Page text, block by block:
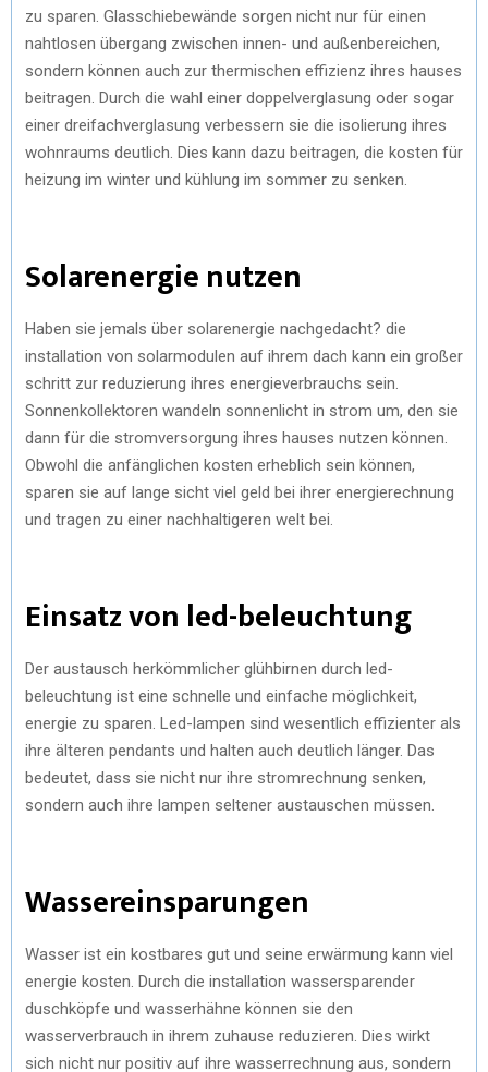
zu sparen. Glasschiebewände sorgen nicht nur für einen
nahtlosen übergang zwischen innen- und außenbereichen,
sondern können auch zur thermischen effizienz ihres hauses
beitragen. Durch die wahl einer doppelverglasung oder sogar
einer dreifachverglasung verbessern sie die isolierung ihres
wohnraums deutlich. Dies kann dazu beitragen, die kosten für
heizung im winter und kühlung im sommer zu senken.
Solarenergie nutzen
Haben sie jemals über solarenergie nachgedacht? die
installation von solarmodulen auf ihrem dach kann ein großer
schritt zur reduzierung ihres energieverbrauchs sein.
Sonnenkollektoren wandeln sonnenlicht in strom um, den sie
dann für die stromversorgung ihres hauses nutzen können.
Obwohl die anfänglichen kosten erheblich sein können,
sparen sie auf lange sicht viel geld bei ihrer energierechnung
und tragen zu einer nachhaltigeren welt bei.
Einsatz von led-beleuchtung
Der austausch herkömmlicher glühbirnen durch led-
beleuchtung ist eine schnelle und einfache möglichkeit,
energie zu sparen. Led-lampen sind wesentlich effizienter als
ihre älteren pendants und halten auch deutlich länger. Das
bedeutet, dass sie nicht nur ihre stromrechnung senken,
sondern auch ihre lampen seltener austauschen müssen.
Wassereinsparungen
Wasser ist ein kostbares gut und seine erwärmung kann viel
energie kosten. Durch die installation wassersparender
duschköpfe und wasserhähne können sie den
wasserverbrauch in ihrem zuhause reduzieren. Dies wirkt
sich nicht nur positiv auf ihre wasserrechnung aus, sondern